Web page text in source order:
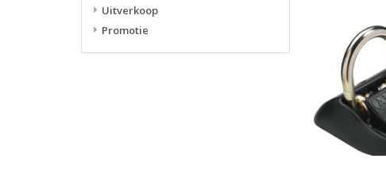
Uitverkoop
Promotie